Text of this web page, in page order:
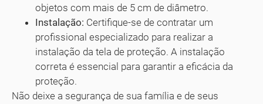
objetos com mais de 5 cm de diâmetro.
Instalação: Certifique-se de contratar um
profissional especializado para realizar a
instalação da tela de proteção. A instalação
correta é essencial para garantir a eficácia da
proteção.
Não deixe a segurança de sua família e de seus